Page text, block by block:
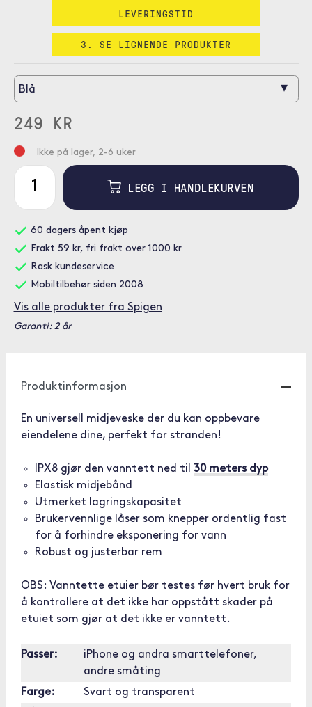
LEVERINGSTID
3. SE LIGNENDE PRODUKTER
Blå ▾
249 KR
Ikke på lager, 2-6 uker
LEGG I HANDLEKURVEN
60 dagers åpent kjøp
Frakt 59 kr, fri frakt over 1000 kr
Rask kundeservice
Mobiltilbehør siden 2008
Vis alle produkter fra Spigen
Garanti: 2 år
Produktinformasjon
En universell midjeveske der du kan oppbevare
eiendelene dine, perfekt for stranden!
IPX8 gjør den vanntett ned til 30 meters dyp
Elastisk midjebånd
Utmerket lagringskapasitet
Brukervennlige låser som knepper ordentlig fast
for å forhindre eksponering for vann
Robust og justerbar rem
OBS: Vanntette etuier bør testes før hvert bruk for
å kontrollere at det ikke har oppstått skader på
etuiet som gjør at det ikke er vanntett.
Passer:
iPhone og andra smarttelefoner,
andre småting
Farge:
Svart og transparent